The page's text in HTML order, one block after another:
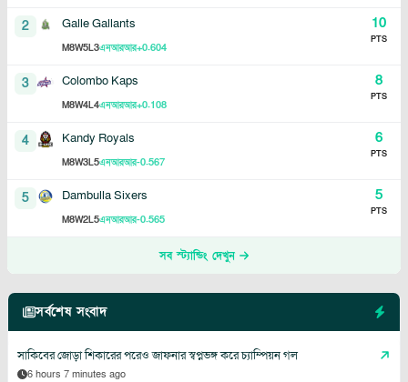
2 Galle Gallants
M8W5L3এনআরআর+0.604
10
PTS
3 Colombo Kaps
M8W4L4এনআরআর+0.108
8
PTS
4 Kandy Royals
M8W3L5এনআরআর-0.567
6
PTS
5 Dambulla Sixers
M8W2L5এনআরআর-0.565
5
PTS
সব স্ট্যান্ডিং দেখুন
সর্বশেষ সংবাদ
সাকিবের জোড়া শিকারের পরেও জাফনার স্বপ্নভঙ্গ করে চ্যাম্পিয়ন গল
6 hours 7 minutes ago